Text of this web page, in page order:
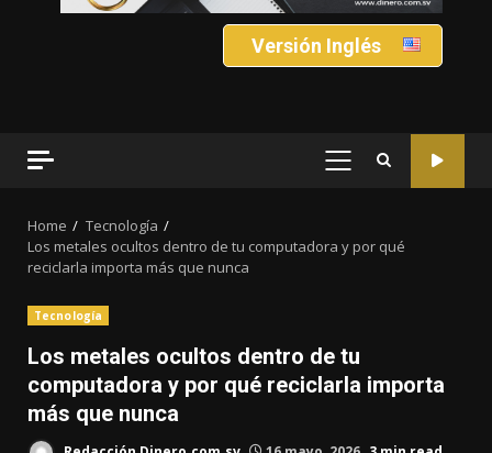
Versión Inglés
PRIMARY
Home
Tecnología
Los metales ocultos dentro de tu computadora y por qué
reciclarla importa más que nunca
Tecnología
Los metales ocultos dentro de tu
computadora y por qué reciclarla importa
más que nunca